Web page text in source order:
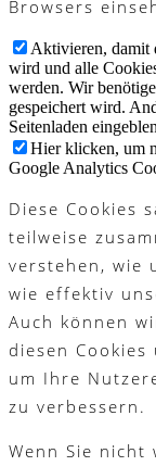
Browsers
Aktivieren, damit
wird und alle
werden. Wir
gespeichert wird.
Seitenladen
Hier klicken, um
Google Analytics
Diese Cookies
teilweise
verstehen, wie
wie effektiv
Auch können
diesen Cookies
um Ihre
zu verbessern.
Wenn Sie nicht